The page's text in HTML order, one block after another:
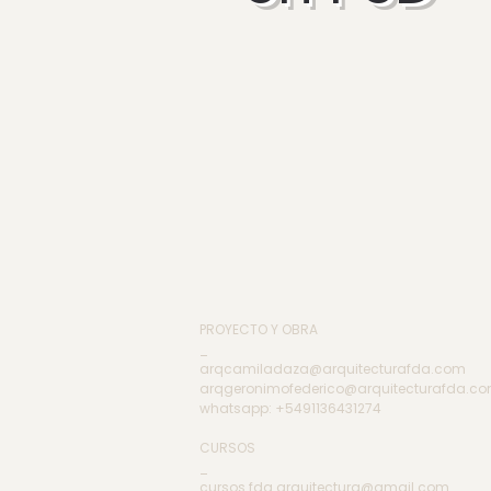
PROYECTO Y OBRA
arqcamiladaza@arquitecturafda.com
whatsapp: +5491136431274
CURSOS
cursos.fda.arquitectura@gmail.com